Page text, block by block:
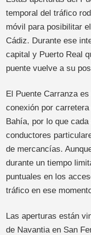
temporal del tráfico
móvil para posibilitar
Cádiz. Durante ese
capital y Puerto Real
puente vuelve a su
El Puente Carranza
conexión por
Bahía, por lo que
conductores
de mercancías.
durante un tiempo
puntuales en los
tráfico en ese
Las aperturas están
de Navantia en San